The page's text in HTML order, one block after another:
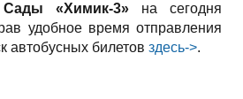
«Химик-3» на сегодня
удобное время отправления
автобусных билетов здесь->.